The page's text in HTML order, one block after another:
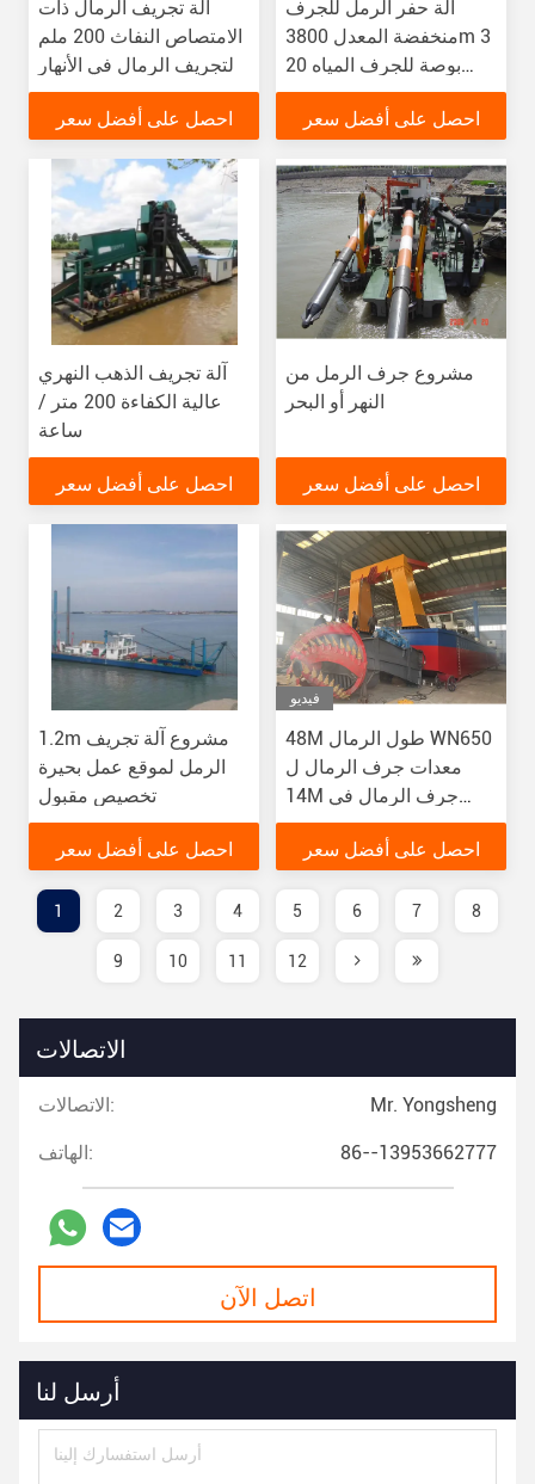
آلة تجريف الرمال ذات
الامتصاص النفاث 200 ملم
لتجريف الرمال في الأنهار
احصل على أفضل سعر
آلة حفر الرمل للجرف
منخفضة المعدل 3800m 3
20 بوصة للجرف المياه
والنهر الحديد
احصل على أفضل سعر
آلة تجريف الذهب النهري
عالية الكفاءة 200 متر /
ساعة
احصل على أفضل سعر
مشروع جرف الرمل من
النهر أو البحر
احصل على أفضل سعر
1.2m مشروع آلة تجريف
الرمل لموقع عمل بحيرة
تخصيص مقبول
احصل على أفضل سعر
فيديو
48M طول الرمال WN650
معدات جرف الرمال ل
14M جرف الرمال في
النهر YSCSD650
احصل على أفضل سعر
1 2 3 4 5 6 7 8
9 10 11 12
الاتصالات
الاتصالات: Mr. Yongsheng
الهاتف: 86--13953662777
اتصل الآن
أرسل لنا